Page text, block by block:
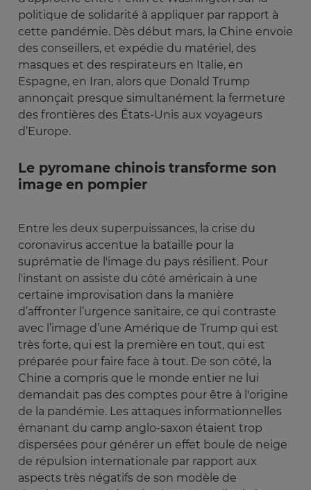
politique de solidarité à appliquer par rapport à
cette pandémie. Dès début mars, la Chine envoie
des conseillers, et expédie du matériel, des
masques et des respirateurs en Italie, en
Espagne, en Iran, alors que Donald Trump
annonçait presque simultanément la fermeture
des frontières des États-Unis aux voyageurs
d’Europe.
Le pyromane chinois transforme son
image en pompier
Entre les deux superpuissances, la crise du
coronavirus accentue la bataille pour la
suprématie de l'image du pays résilient. Pour
l'instant on assiste du côté américain à une
certaine improvisation dans la manière
d’affronter l’urgence sanitaire, ce qui contraste
avec l’image d’une Amérique de Trump qui est
très forte, qui est la première en tout, qui est
préparée pour faire face à tout. De son côté, la
Chine a compris que le monde entier ne lui
demandait pas des comptes pour être à l'origine
de la pandémie. Les attaques informationnelles
émanant du camp anglo-saxon étaient trop
dispersées pour générer un effet boule de neige
de répulsion internationale par rapport aux
aspects très négatifs de son modèle de